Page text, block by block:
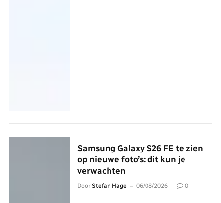
Samsung Galaxy S26 FE te zien
op nieuwe foto’s: dit kun je
verwachten
Door Stefan Hage 06/08/2026 0